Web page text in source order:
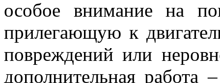
особое внимание на
прилегающую к
повреждений или
дополнительная работа